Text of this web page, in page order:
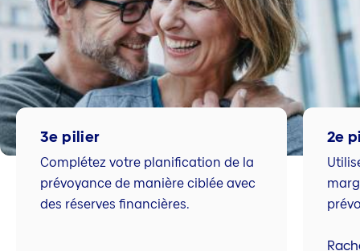
3e pilier
Complétez votre planification de la
prévoyance de manière ciblée avec
des réserves financières.
2e